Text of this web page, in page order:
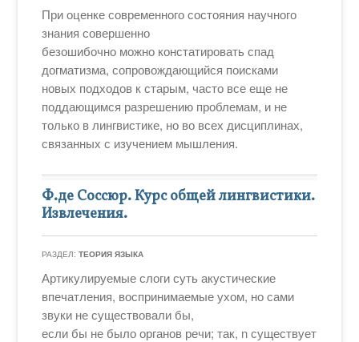
При оценке современного состояния научного
знания совершенно
безошибочно можно констатировать спад
догматизма, сопровождающийся поисками
новых подходов к старым, часто все еще не
поддающимся разрешению проблемам, и не
только в лингвистике, но во всех дисциплинах,
связанных с изучением мышления.
Ф.де Соссюр. Курс общей лингвистики.
Извлечения.
РАЗДЕЛ:ТЕОРИЯ ЯЗЫКА
Артикулируемые слоги суть акустические
впечатления, воспринимаемые ухом, но сами
звуки не существовали бы,
если бы не было органов речи; так, n существует